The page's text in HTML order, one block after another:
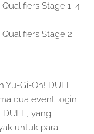
Stage 1: 4
Stage 2:
Yu-Gi-Oh! DUEL
dua event login
DUEL, yang
untuk para